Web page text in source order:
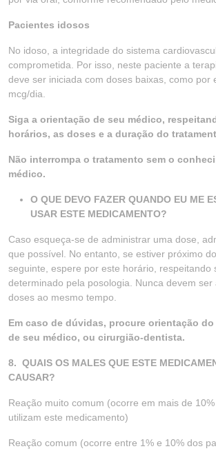
Pacientes idosos
No idoso, a integridade do sistema
comprometida. Por isso, neste paciente a
deve ser iniciada com doses baixas, como por
mcg/dia.
Siga a orientação de seu médico,
horários, as doses e a duração do
Não interrompa o tratamento sem o
médico.
O QUE DEVO FAZER QUANDO EU ME
USAR ESTE MEDICAMENTO?
Caso esqueça-se de administrar uma dose,
que possível. No entanto, se estiver próximo
seguinte, espere por este horário, respeitando
determinado pela posologia. Nunca devem
doses ao mesmo tempo.
Em caso de dúvidas, procure orientação
de seu médico, ou cirurgião-dentista.
8. QUAIS OS MALES QUE ESTE
CAUSAR?
Reação muito comum (ocorre em mais de
utilizam este medicamento)
Reação comum (ocorre entre 1% e 10% dos